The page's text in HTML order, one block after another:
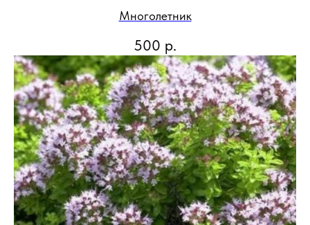
Многолетник
500 р.